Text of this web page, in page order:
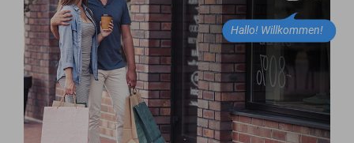
Hallo! Willkommen!